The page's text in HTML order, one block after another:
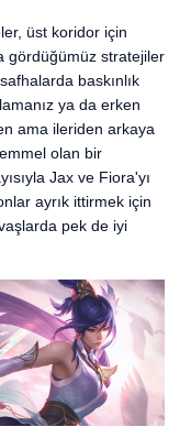
üst koridor için
gördüğümüz stratejiler
baskınlık
ya da erken
ama ileriden arkaya
olan bir
Jax ve Fiora'yı
ayrık ittirmek için
pek de iyi